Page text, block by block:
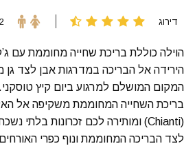
דירוג
הוילה כוללת בריכת שחייה מחוממת עם
הירידה אל הבריכה במדרגות אבן לצד גן
המקום המושלם למרגוע ביום קיץ טוסקני.
בריכת השחייה המחוממת משקיפה אל
(Chianti) ומותירה לכם זכרונות בלתי נשכחים מטוסקנה.
לצד הבריכה המחוממת ונוף כפרי האורחים